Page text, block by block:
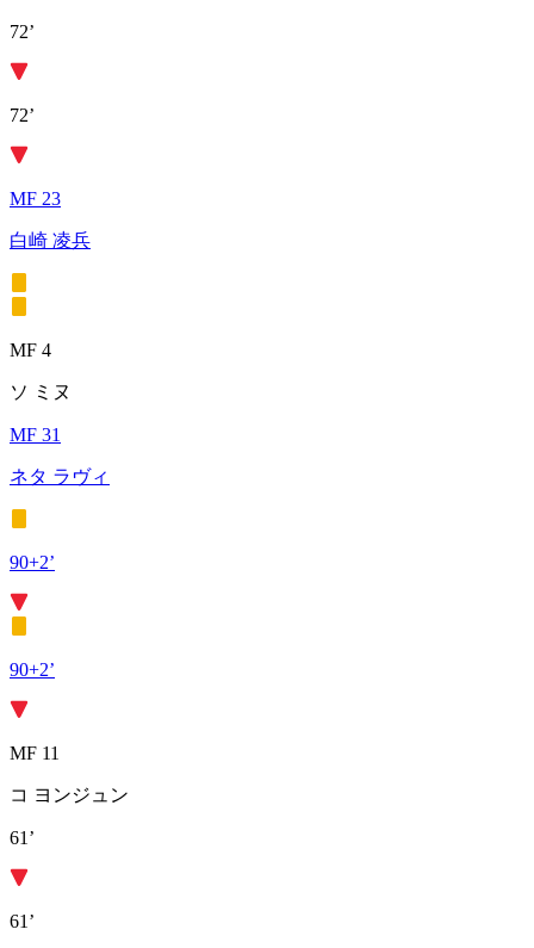
72’
72’
MF 23
白崎 凌兵
MF 4
ソ ミヌ
MF 31
ネタ ラヴィ
90+2’
90+2’
MF 11
コ ヨンジュン
61’
61’